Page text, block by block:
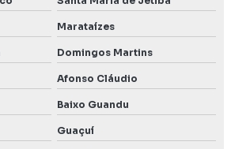
ambiental
uso de recursos hídricos
Marataízes
Domingos Martins
Afonso Cláudio
Baixo Guandu
Guaçuí